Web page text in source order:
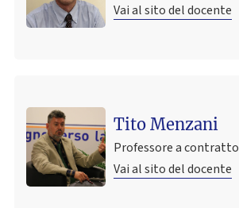
Vai al sito del docente
Tito Menzani
Professore a contratto
Vai al sito del docente